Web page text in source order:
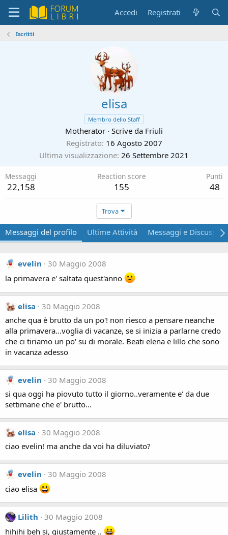
Accedi Registrati
Iscritti
elisa
Membro dello Staff
Motherator · Scrive da Friuli
Registrato 16 Agosto 2007
Ultima visualizzazione 26 Settembre 2021
Messaggi
22,158
Reaction score
155
Punti
48
Trova
Messaggi del profilo Ultime Attività Messaggi e
evelin
30 Maggio 2008
la primavera e' saltata quest'anno
elisa
30 Maggio 2008
anche qua è brutto da un po'! non riesco a pensare neanche
alla primavera...voglia di vacanze, se si inizia a parlarne credo
che ci tiriamo un po' su di morale. Beati elena e lillo che sono
in vacanza adesso
evelin
30 Maggio 2008
si qua oggi ha piovuto tutto il giorno..veramente e' da due
settimane che e' brutto...
elisa
30 Maggio 2008
ciao evelin! ma anche da voi ha diluviato?
evelin
30 Maggio 2008
ciao elisa
Lilith
30 Maggio 2008
hihihi beh si, giustamente ..